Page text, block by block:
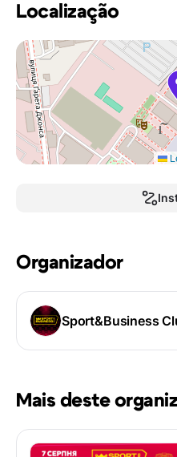
Localização
Organizador
Sport&Business
Mais deste